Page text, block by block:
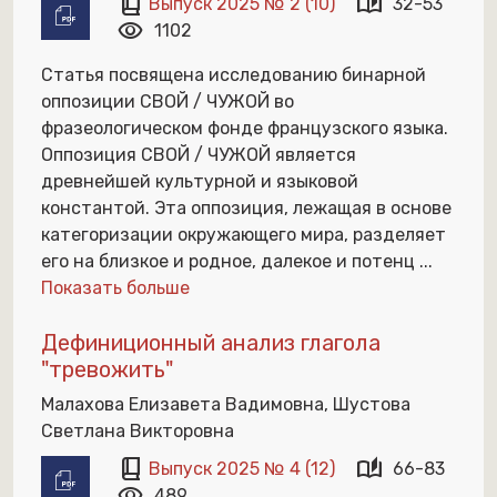
visibility 1102
Статья посвящена исследованию бинарной
оппозиции СВОЙ / ЧУЖОЙ во
фразеологическом фонде французского языка.
Оппозиция СВОЙ / ЧУЖОЙ является
древнейшей культурной и языковой
константой. Эта оппозиция, лежащая в основе
категоризации окружающего мира, разделяет
его на близкое и родное, далекое и потенц ...
Показать больше
Дефиниционный анализ глагола
"тревожить"
Малахова Елизавета Вадимовна, Шустова
Светлана Викторовна
book_2 Выпуск 2025 № 4 (12) auto_stories 66-83